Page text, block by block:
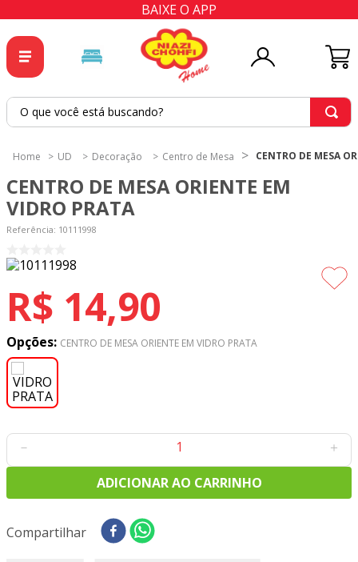
BAIXE O APP
O que você está buscando?
UD Decoração Centro de Mesa CENTRO DE MESA
CENTRO DE MESA ORIENTE EM
VIDRO PRATA
Referência: 10111998
R$ 14,90
Opções: CENTRO DE MESA ORIENTE EM VIDRO PRATA
＋
－
ADICIONAR AO CARRINHO
Compartilhar
2º
tapete
cortina
6º
tecido tricoline
7º
percal
8
tricoline digital
9º
tecido oxford